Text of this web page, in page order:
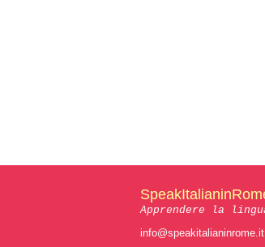
Apprendere la
info@speakitalianinrome.it